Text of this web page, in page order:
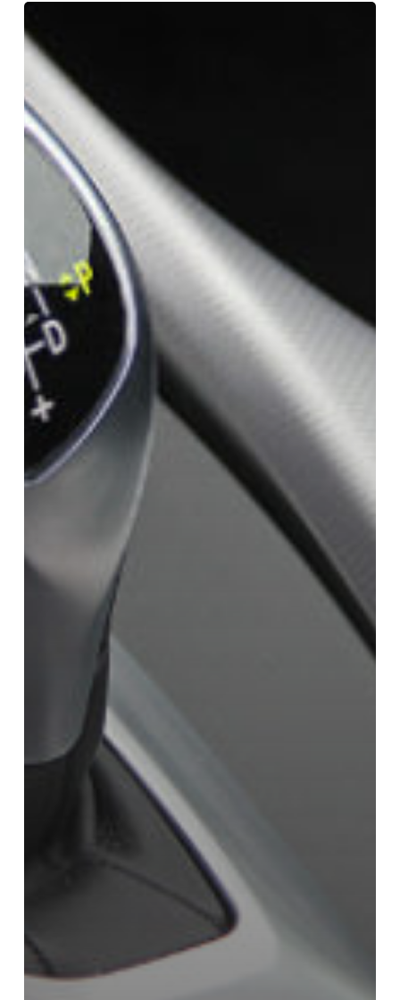
Nouveau
:
la
boîte
automatique
est
arrivée